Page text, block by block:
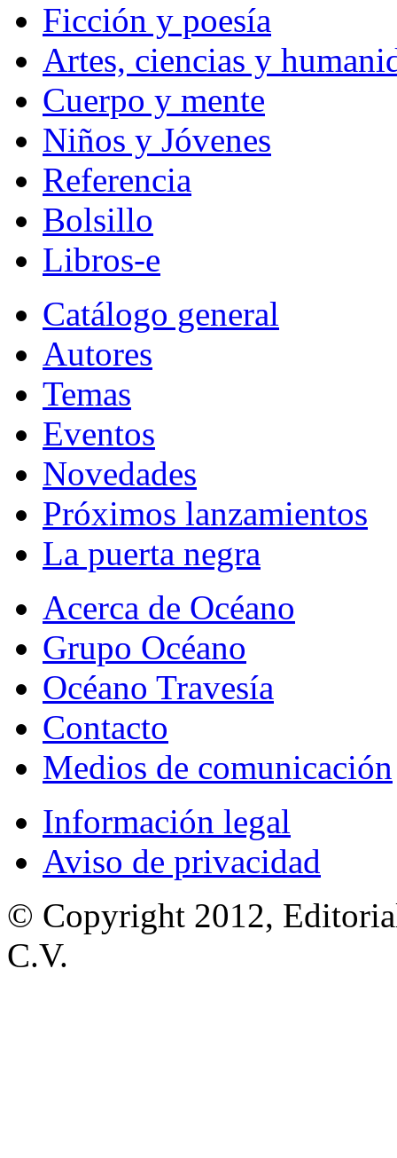
Ficción y poesía
Artes, ciencias y
Cuerpo y mente
Niños y Jóvenes
Referencia
Bolsillo
Libros-e
Catálogo general
Autores
Temas
Eventos
Novedades
Próximos lanzamientos
La puerta negra
Acerca de Océano
Grupo Océano
Océano Travesía
Contacto
Medios de comunicación
Información legal
Aviso de privacidad
© Copyright 2012,
C.V.